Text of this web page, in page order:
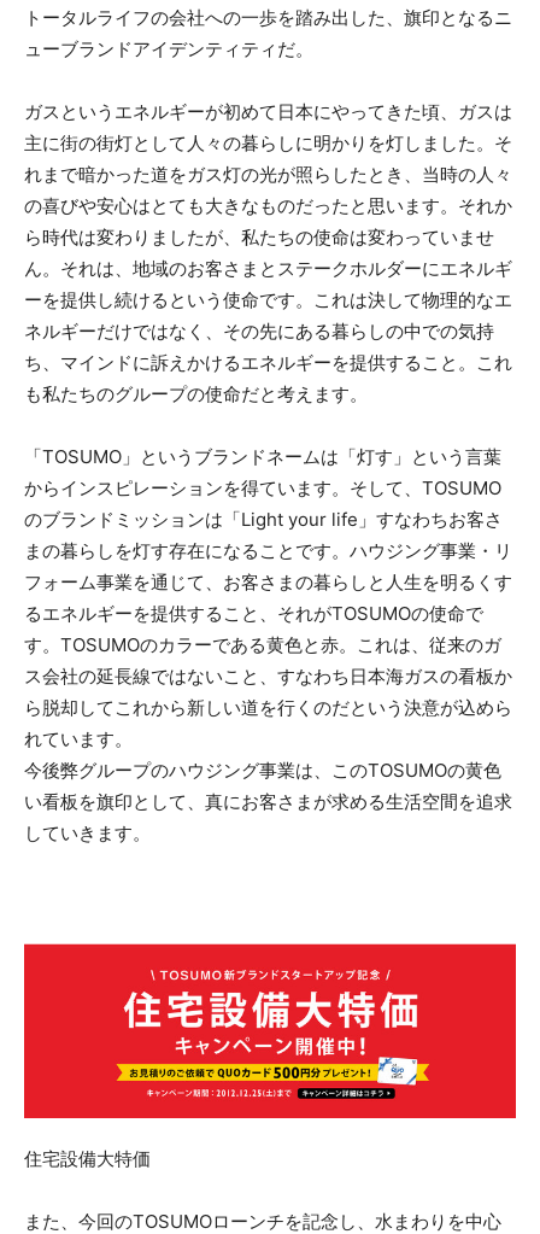
トータルライフの会社への一歩を踏み出した、旗印となるニ
ューブランドアイデンティティだ。
ガスというエネルギーが初めて日本にやってきた頃、ガスは
主に街の街灯として人々の暮らしに明かりを灯しました。そ
れまで暗かった道をガス灯の光が照らしたとき、当時の人々
の喜びや安心はとても大きなものだったと思います。それか
ら時代は変わりましたが、私たちの使命は変わっていませ
ん。それは、地域のお客さまとステークホルダーにエネルギ
ーを提供し続けるという使命です。これは決して物理的なエ
ネルギーだけではなく、その先にある暮らしの中での気持
ち、マインドに訴えかけるエネルギーを提供すること。これ
も私たちのグループの使命だと考えます。
「TOSUMO」というブランドネームは「灯す」という言葉
からインスピレーションを得ています。そして、TOSUMO
のブランドミッションは「Light your life」すなわちお客さ
まの暮らしを灯す存在になることです。ハウジング事業・リ
フォーム事業を通じて、お客さまの暮らしと人生を明るくす
るエネルギーを提供すること、それがTOSUMOの使命で
す。TOSUMOのカラーである黄色と赤。これは、従来のガ
ス会社の延長線ではないこと、すなわち日本海ガスの看板か
ら脱却してこれから新しい道を行くのだという決意が込めら
れています。
今後弊グループのハウジング事業は、このTOSUMOの黄色
い看板を旗印として、真にお客さまが求める生活空間を追求
していきます。
住宅設備大特価
また、今回のTOSUMOローンチを記念し、水まわりを中心